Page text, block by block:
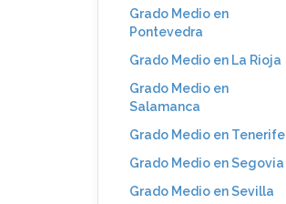
Grado Medio en
Pontevedra
Grado Medio en La Rioja
Grado Medio en
Salamanca
Grado Medio en Tenerife
Grado Medio en Segovia
Grado Medio en Sevilla